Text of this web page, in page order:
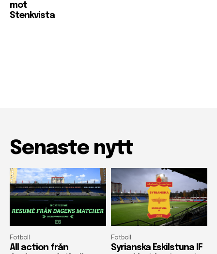
mot
Stenkvista
Senaste nytt
Fotboll
All action från
Fotboll
Syrianska Eskilstuna IF